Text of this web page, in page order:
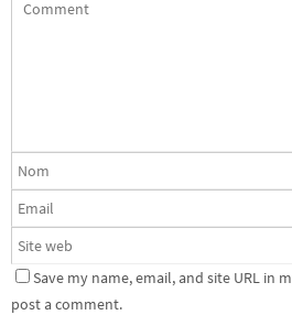
Save my name, email, and site URL in
post a comment.